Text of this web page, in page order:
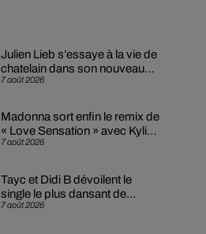
7 août 2026
Julien Lieb s’essaye à la vie de
chatelain dans son nouveau
clip
7 août 2026
Madonna sort enfin le remix de
« Love Sensation » avec Kylie
Minogue
7 août 2026
Tayc et Didi B dévoilent le
single le plus dansant de
l’année